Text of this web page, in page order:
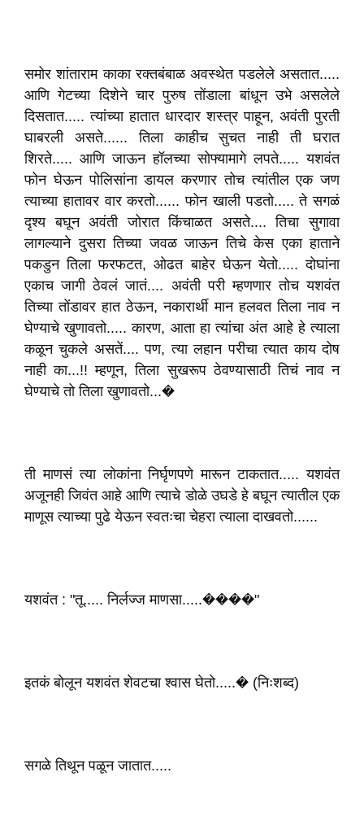
समोर शांताराम काका रक्तबंबाळ अवस्थेत पडलेले असतात.....
आणि गेटच्या दिशेने चार पुरुष तोंडाला बांधून उभे असलेले
दिसतात..... त्यांच्या हातात धारदार शस्त्र पाहून, अवंती पुरती
घाबरली असते...... तिला काहीच सुचत नाही ती घरात
शिरते..... आणि जाऊन हॉलच्या सोफ्यामागे लपते..... यशवंत
फोन घेऊन पोलिसांना डायल करणार तोच त्यांतील एक जण
त्याच्या हातावर वार करतो...... फोन खाली पडतो..... ते सगळं
दृश्य बघून अवंती जोरात किंचाळत असते.... तिचा सुगावा
लागल्याने दुसरा तिच्या जवळ जाऊन तिचे केस एका हाताने
पकडुन तिला फरफटत, ओढत बाहेर घेऊन येतो..... दोघांना
एकाच जागी ठेवलं जातं.... अवंती परी म्हणणार तोच यशवंत
तिच्या तोंडावर हात ठेऊन, नकारार्थी मान हलवत तिला नाव न
घेण्याचे खुणावतो..... कारण, आता हा त्यांचा अंत आहे हे त्याला
कळून चुकले असतें.... पण, त्या लहान परीचा त्यात काय दोष
नाही का...!! म्हणून, तिला सुखरूप ठेवण्यासाठी तिचं नाव न
घेण्याचे तो तिला खुणावतो...�
ती माणसं त्या लोकांना निर्घृणपणे मारून टाकतात..... यशवंत
अजूनही जिवंत आहे आणि त्याचे डोळे उघडे हे बघून त्यातील एक
माणूस त्याच्या पुढे येऊन स्वतःचा चेहरा त्याला दाखवतो......
यशवंत : "तू..... निर्लज्ज माणसा.....����"
इतकं बोलून यशवंत शेवटचा श्वास घेतो.....� (निःशब्द)
सगळे तिथून पळून जातात.....